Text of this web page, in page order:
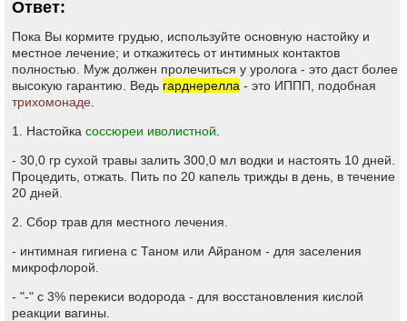
Ответ:
Пока Вы кормите грудью, используйте основную настойку и
местное лечение; и откажитесь от интимных контактов
полностью. Муж должен пролечиться у уролога - это даст более
высокую гарантию. Ведь гарднерелла - это ИППП, подобная
трихомонаде
1. Настойка соссюреи иволистной
- 30,0 гр сухой травы залить 300,0 мл водки и настоять 10 дней.
Процедить, отжать. Пить по 20 капель трижды в день, в течение
20 дней.
2. Сбор трав для местного лечения.
- интимная гигиена с Таном или Айраном - для заселения
микрофлорой.
- "-" с 3% перекиси водорода - для восстановления кислой
реакции вагины.